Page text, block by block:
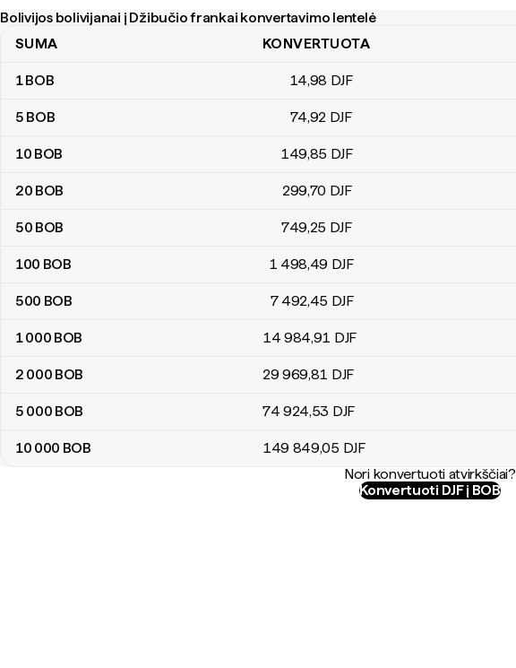
Bolivijos bolivijanai į Džibučio frankai konvertavimo lentelė
Bolivijos bolivijanai į Džibučio frankai konvertavimo lentelė
SUMA KONVERTUOTA
1BOB 14,98 DJF
5 BOB 74,92 DJF
10 BOB 149,85 DJF
20 BOB 299,70 DJF
50 BOB 749,25 DJF
100 BOB 1 498,49 DJF
500 BOB 7 492,45 DJF
1 000 BOB 14 984,91 DJF
2 000 BOB 29 969,81 DJF
5 000 BOB 74 924,53 DJF
10 000 BOB 149 849,05 DJF
Nori konvertuoti atvirkščiai?
Konvertuoti DJF į BOB